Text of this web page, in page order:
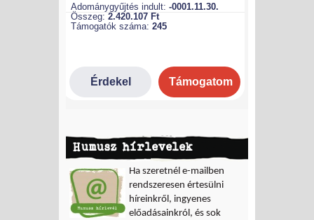
Humusz hírlevelek
Ha szeretnél e-mailben
rendszeresen értesülni
híreinkről, ingyenes
előadásainkról, és sok